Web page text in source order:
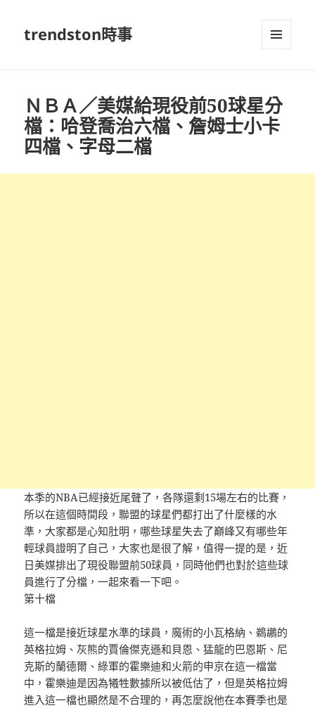
trendston時事
ＮＢＡ／美媒給現役前50球星分
檔：哈登喬治六檔、詹姆士小卡
四檔、字母二檔
本季的NBA已經接近尾聲了，各隊還剩15場左右的比賽，
所以在這個時間段，聯盟的球星們都打出了什麼樣的水
準，大家都是心知肚明，哪些球星失去了巔峰又有哪些年
輕球員證明了自己，大家也是很了解，值得一提的是，近
日美媒排出了現役聯盟前50球員，同時他們也對於這些球
員進行了分檔，一起來看一下吧。
第十檔
這一檔是接近球星水準的球員，魔術的小瓦格納、鵜鶘的
英格拉姆、灰熊的賈倫傑克遜和貝恩、猛龍的巴恩斯、尼
克斯的蘭德爾、綠軍的霍樂迪和火箭的申京在這一檔當
中，霍樂迪是因為犧牲數據所以被低估了，但是英格拉姆
進入這一檔也顯然是不合理的，再怎麼說他在本賽季也是